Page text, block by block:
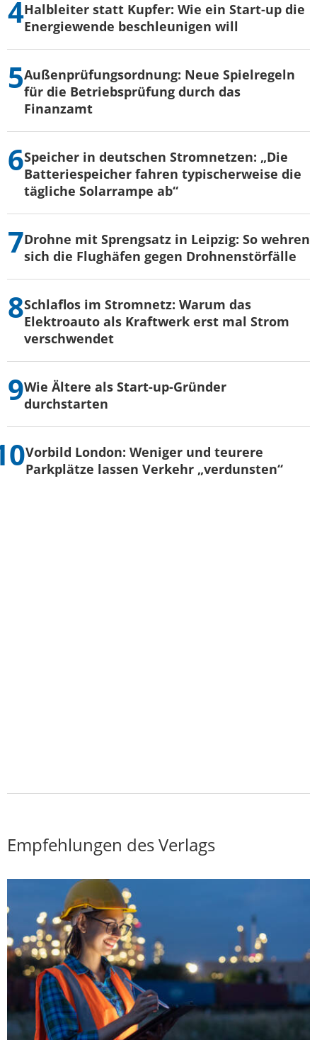
Halbleiter statt Kupfer: Wie ein Start-up die
Energiewende beschleunigen will
Außenprüfungsordnung: Neue Spielregeln
für die Betriebsprüfung durch das
Finanzamt
Speicher in deutschen Stromnetzen: „Die
Batteriespeicher fahren typischerweise die
tägliche Solarrampe ab“
Drohne mit Sprengsatz in Leipzig: So wehren
sich die Flughäfen gegen Drohnenstörfälle
Schlaflos im Stromnetz: Warum das
Elektroauto als Kraftwerk erst mal Strom
verschwendet
Wie Ältere als Start-up-Gründer
durchstarten
Vorbild London: Weniger und teurere
Parkplätze lassen Verkehr „verdunsten“
Empfehlungen des Verlags